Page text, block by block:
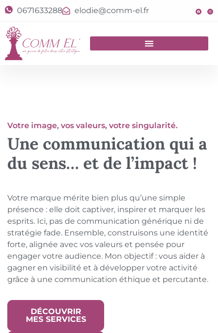
0671633288 elodie@comm-el.fr
Votre image, vos valeurs, votre singularité.
Une communication qui a
du sens… et de l’impact !
Votre marque mérite bien plus qu’une simple
présence : elle doit captiver, inspirer et marquer les
esprits. Ici, pas de communication générique ni de
stratégie fade. Ensemble, construisons une identité
forte, alignée avec vos valeurs et pensée pour
engager votre audience. Mon objectif : vous aider à
gagner en visibilité et à développer votre activité
grâce à une communication éthique et percutante.
DÉCOUVRIR
MES SERVICES